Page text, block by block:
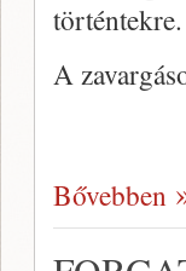
történtekre.
A
Bővebben